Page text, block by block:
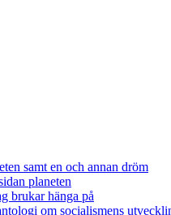
samt en och annan dröm
planeten
brukar hänga på
om socialismens